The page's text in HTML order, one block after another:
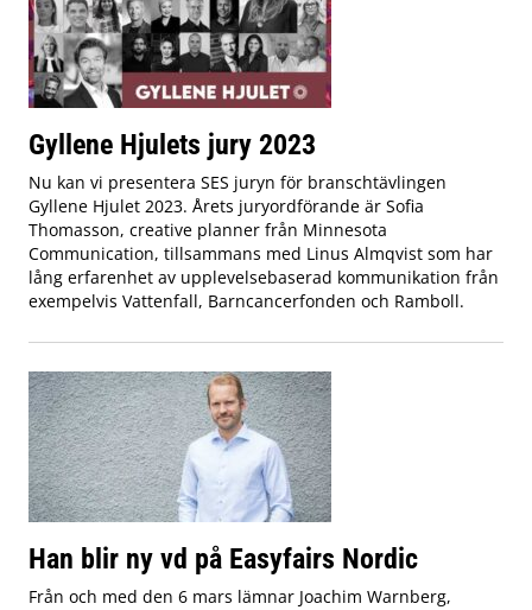
Gyllene Hjulets jury 2023
Nu kan vi presentera SES juryn för branschtävlingen
Gyllene Hjulet 2023. Årets juryordförande är Sofia
Thomasson, creative planner från Minnesota
Communication, tillsammans med Linus Almqvist som har
lång erfarenhet av upplevelsebaserad kommunikation från
exempelvis Vattenfall, Barncancerfonden och Ramboll.
Han blir ny vd på Easyfairs Nordic
Från och med den 6 mars lämnar Joachim Warnberg,